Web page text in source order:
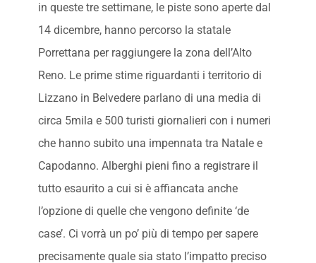
in queste tre settimane, le piste sono aperte dal
14 dicembre, hanno percorso la statale
Porrettana per raggiungere la zona dell’Alto
Reno. Le prime stime riguardanti i territorio di
Lizzano in Belvedere parlano di una media di
circa 5mila e 500 turisti giornalieri con i numeri
che hanno subito una impennata tra Natale e
Capodanno. Alberghi pieni fino a registrare il
tutto esaurito a cui si è affiancata anche
l’opzione di quelle che vengono definite ‘de
case’. Ci vorrà un po’ più di tempo per sapere
precisamente quale sia stato l’impatto preciso